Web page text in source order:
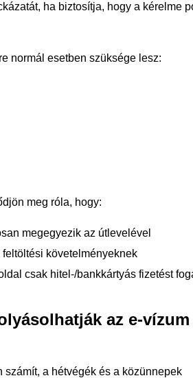
ha biztosítja, hogy a kérelme
normál esetben szüksége lesz:
meg róla, hogy:
megegyezik az útlevelével
követelményeknek
csak hitel-/bankkártyás fizetést
az e-vízum
a hétvégék és a közünnepek